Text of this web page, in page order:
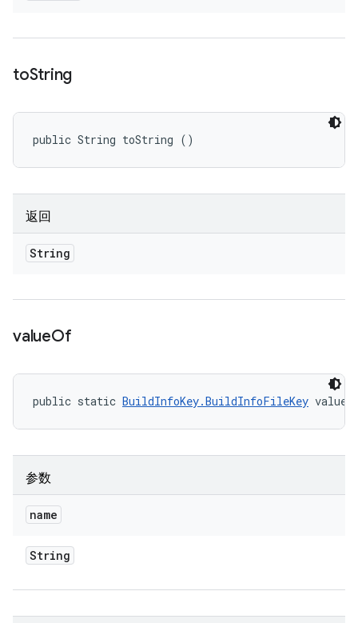
toString
public String toString ()
返回
String
valueOf
public static BuildInfoKey.BuildInfoFileKey
参数
name
String